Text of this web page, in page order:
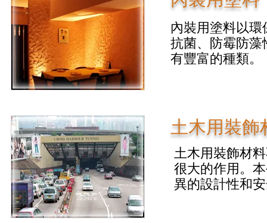
內裝用塗料以
抗菌、防霉防
有豐富的種類。
土木用裝飾
土木用裝飾材
很大的作用。
異的設計性和